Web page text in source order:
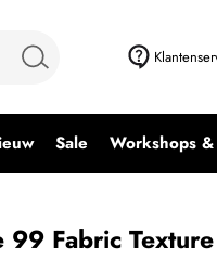
Sale Workshops
99 Fabric